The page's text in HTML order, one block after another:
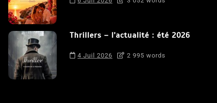
Thrillers – l’actualité : été 2026
4 Juil 2026 2 995 words